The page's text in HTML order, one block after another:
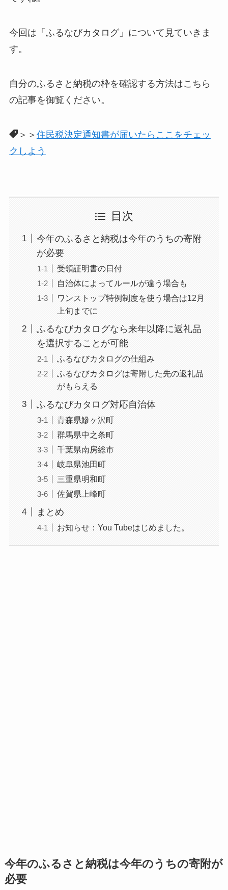
今回は「ふるなびカタログ」について見ていきま
す。
自分のふるさと納税の枠を確認する方法はこちら
の記事を御覧ください。
＞＞ 住民税決定通知書が届いたらここをチェッ
クしよう
目次
今年のふるさと納税は今年のうちの寄附
が必要
受領証明書の日付
自治体によってルールが違う場合も
ワンストップ特例制度を使う場合は12月
上旬までに
ふるなびカタログなら来年以降に返礼品
を選択することが可能
ふるなびカタログの仕組み
ふるなびカタログは寄附した先の返礼品
がもらえる
ふるなびカタログ対応自治体
青森県鰺ヶ沢町
群馬県中之条町
千葉県南房総市
岐阜県池田町
三重県明和町
佐賀県上峰町
まとめ
お知らせ：You Tubeはじめました。
今年のふるさと納税は今年のうちの寄附が
必要